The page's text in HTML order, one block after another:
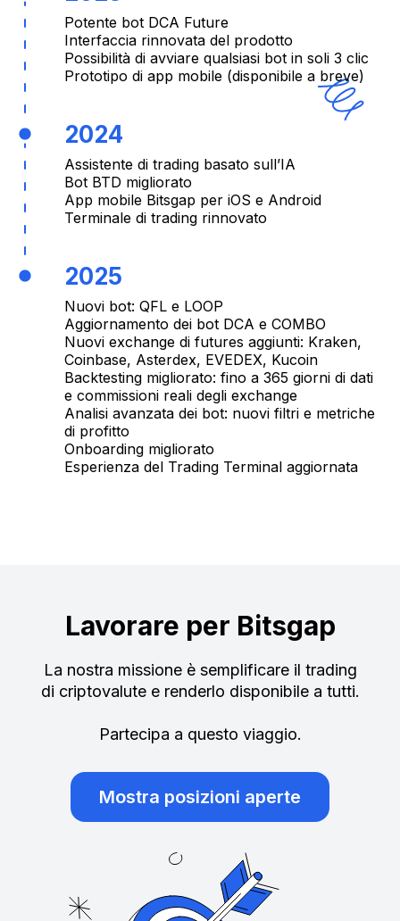
Potente bot DCA Future
Interfaccia rinnovata del prodotto
Possibilità di avviare qualsiasi bot in soli 3 clic
Prototipo di app mobile (disponibile a breve)
2024
Assistente di trading basato sull’IA
Bot BTD migliorato
App mobile Bitsgap per iOS e Android
Terminale di trading rinnovato
2025
Nuovi bot: QFL e LOOP
Aggiornamento dei bot DCA e COMBO
Nuovi exchange di futures aggiunti: Kraken,
Coinbase, Asterdex, EVEDEX, Kucoin
Backtesting migliorato: fino a 365 giorni di dati
e commissioni reali degli exchange
Analisi avanzata dei bot: nuovi filtri e metriche
di profitto
Onboarding migliorato
Esperienza del Trading Terminal aggiornata
Lavorare per Bitsgap
La nostra missione è semplificare il trading
di criptovalute e renderlo disponibile a tutti.
Partecipa a questo viaggio.
Mostra posizioni aperte